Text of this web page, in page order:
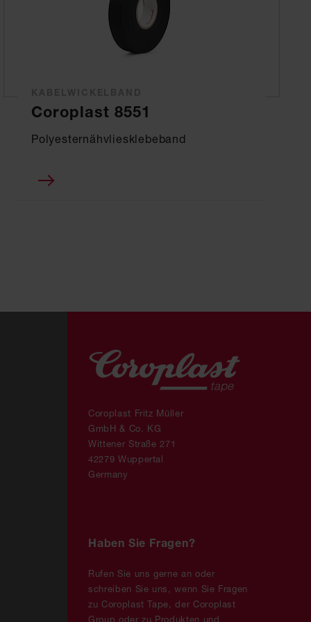
Coroplast 8551
Polyesternähvliesklebeband
Coroplast Fritz Müller
GmbH & Co. KG
Wittener Straße 271
42279 Wuppertal
Germany
Haben Sie Fragen?
Rufen Sie uns gerne an oder
schreiben Sie uns, wenn Sie Fragen
zu Coroplast Tape, der Coroplast
Group oder zu Produkten und